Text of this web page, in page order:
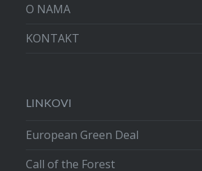
O NAMA
KONTAKT
LINKOVI
European Green Deal
Call of the Forest